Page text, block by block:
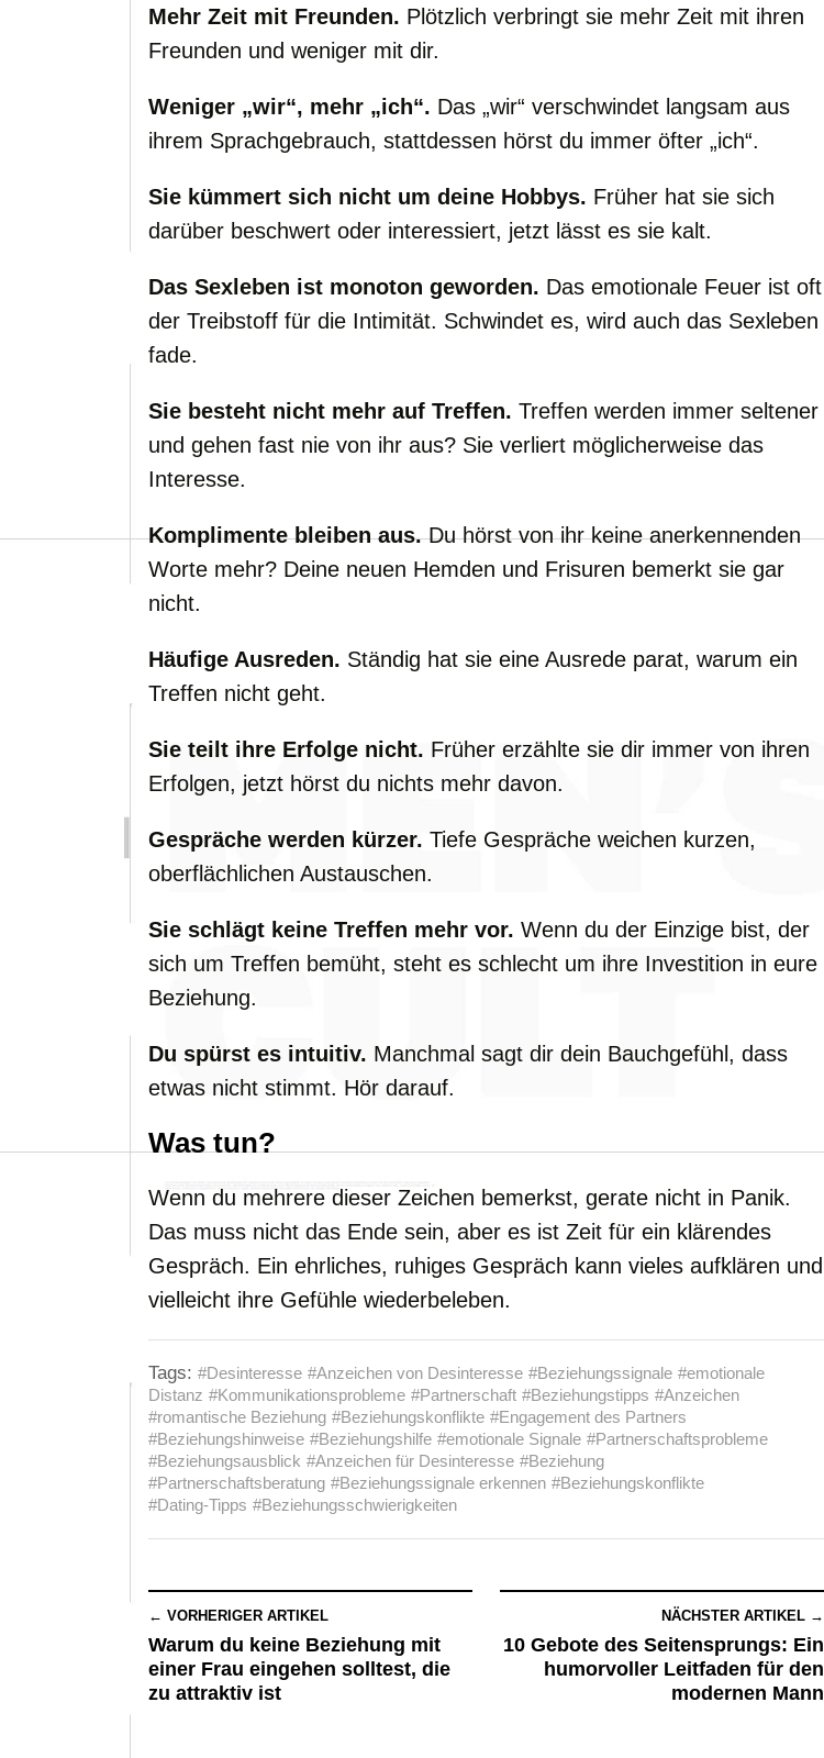
Mehr Zeit mit Freunden. Plötzlich verbringt sie mehr Zeit mit ihren
Freunden und weniger mit dir.
Weniger „wir“, mehr „ich“. Das „wir“ verschwindet langsam aus
ihrem Sprachgebrauch, stattdessen hörst du immer öfter „ich“.
Sie kümmert sich nicht um deine Hobbys. Früher hat sie sich
darüber beschwert oder interessiert, jetzt lässt es sie kalt.
Das Sexleben ist monoton geworden. Das emotionale Feuer ist oft
der Treibstoff für die Intimität. Schwindet es, wird auch das Sexleben
fade.
Sie besteht nicht mehr auf Treffen. Treffen werden immer seltener
und gehen fast nie von ihr aus? Sie verliert möglicherweise das
Interesse.
Komplimente bleiben aus.Du hörst von ihr keine anerkennenden
Worte mehr? Deine neuen Hemden und Frisuren bemerkt sie gar
nicht.
Häufige Ausreden. Ständig hat sie eine Ausrede parat, warum ein
Treffen nicht geht.
Sie teilt ihre Erfolge nicht. Früher erzählte sie dir immer von ihren
Erfolgen, jetzt hörst du nichts mehr davon.
Gespräche werden kürzer. Tiefe Gespräche weichen kurzen,
oberflächlichen Austauschen.
Sie schlägt keine Treffen mehr vor. Wenn du der Einzige bist, der
sich um Treffen bemüht, steht es schlecht um ihre Investition in eure
Beziehung.
Du spürst es intuitiv. Manchmal sagt dir dein Bauchgefühl, dass
etwas nicht stimmt. Hör darauf.
Was tun?
Wenn du mehrere dieser Zeichen bemerkst, gerate nicht in Panik.
Das muss nicht das Ende sein, aber es ist Zeit für ein klärendes
Gespräch. Ein ehrliches, ruhiges Gespräch kann vieles aufklären und
vielleicht ihre Gefühle wiederbeleben.
Tags: #Desinteresse #Anzeichen von Desinteresse #Beziehungssignale #emotionale
Distanz #Kommunikationsprobleme #Partnerschaft #Beziehungstipps #Anzeichen
#romantische Beziehung #Beziehungskonflikte #Engagement des Partners
#Beziehungshinweise #Beziehungshilfe #emotionale Signale #Partnerschaftsprobleme
#Beziehungsausblick #Anzeichen für Desinteresse #Beziehung
#Partnerschaftsberatung #Beziehungssignale erkennen #Beziehungskonflikte
#Dating-Tipps #Beziehungsschwierigkeiten
← VORHERIGER ARTIKEL
Warum du keine Beziehung mit
einer Frau eingehen solltest, die
zu attraktiv ist
NÄCHSTER ARTIKEL →
10 Gebote des Seitensprungs: Ein
humorvoller Leitfaden für den
modernen Mann